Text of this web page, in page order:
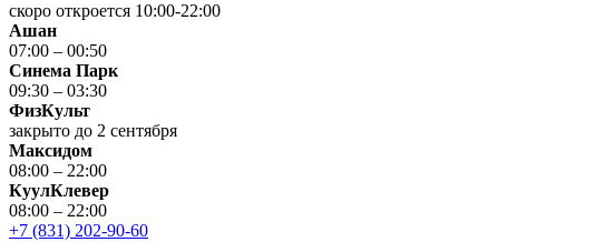
скоро откроется 10:00-22:00
Ашан
07:00 – 00:50
Синема Парк
09:30 – 03:30
ФизКульт
закрыто до 2 сентября
Максидом
08:00 – 22:00
КуулКлевер
08:00 – 22:00
+7 (831) 202-90-60